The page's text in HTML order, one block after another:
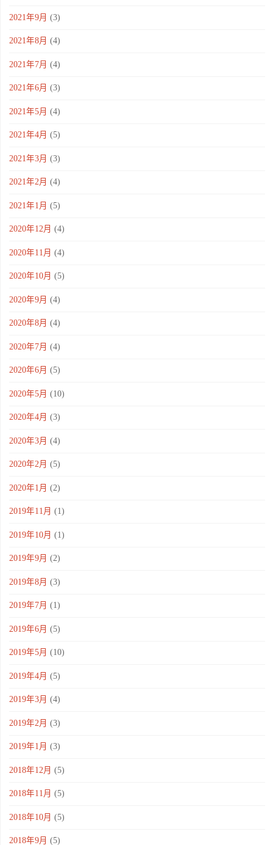
2021年9月 (3)
2021年8月 (4)
2021年7月 (4)
2021年6月 (3)
2021年5月 (4)
2021年4月 (5)
2021年3月 (3)
2021年2月 (4)
2021年1月 (5)
2020年12月 (4)
2020年11月 (4)
2020年10月 (5)
2020年9月 (4)
2020年8月 (4)
2020年7月 (4)
2020年6月 (5)
2020年5月 (10)
2020年4月 (3)
2020年3月 (4)
2020年2月 (5)
2020年1月 (2)
2019年11月 (1)
2019年10月 (1)
2019年9月 (2)
2019年8月 (3)
2019年7月 (1)
2019年6月 (5)
2019年5月 (10)
2019年4月 (5)
2019年3月 (4)
2019年2月 (3)
2019年1月 (3)
2018年12月 (5)
2018年11月 (5)
2018年10月 (5)
2018年9月 (5)